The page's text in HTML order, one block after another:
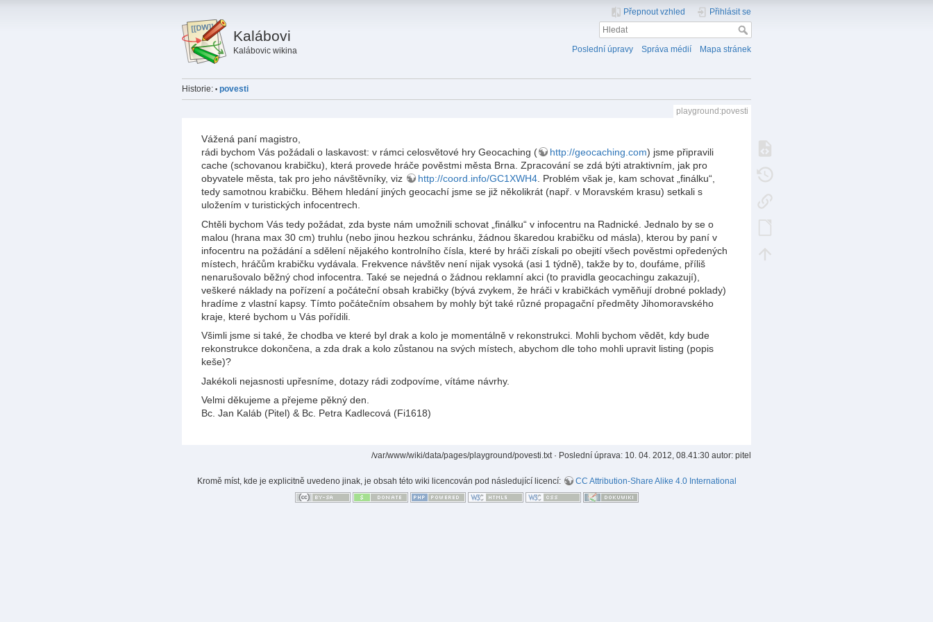
Kalábovi
Kalábovic wikina
Přepnout vzhled Přihlásit se
Poslední úpravy Správa médií Mapa stránek
Historie: • povesti
playground:povesti
Vážená paní magistro,
rádi bychom Vás požádali o laskavost: v rámci celosvětové hry Geocaching (
http://geocaching.com) jsme připravili
cache (schovanou krabičku), která provede hráče pověstmi města Brna. Zpracování se zdá býti atraktivním, jak pro
obyvatele města, tak pro jeho návštěvníky, viz
http://coord.info/GC1XWH4. Problém však je, kam schovat „finálku“,
tedy samotnou krabičku. Během hledání jiných geocachí jsme se již několikrát (např. v Moravském krasu) setkali s
uložením v turistických infocentrech.
Chtěli bychom Vás tedy požádat, zda byste nám umožnili schovat „finálku“ v infocentru na Radnické. Jednalo by se o
malou (hrana max 30 cm) truhlu (nebo jinou hezkou schránku, žádnou škaredou krabičku od másla), kterou by paní v
infocentru na požádání a sdělení nějakého kontrolního čísla, které by hráči získali po obejití všech pověstmi opředených
místech, hráčům krabičku vydávala. Frekvence návštěv není nijak vysoká (asi 1 týdně), takže by to, doufáme, příliš
nenarušovalo běžný chod infocentra. Také se nejedná o žádnou reklamní akci (to pravidla geocachingu zakazují),
veškeré náklady na pořízení a počáteční obsah krabičky (bývá zvykem, že hráči v krabičkách vyměňují drobné poklady)
hradíme z vlastní kapsy. Tímto počátečním obsahem by mohly být také různé propagační předměty Jihomoravského
kraje, které bychom u Vás pořídili.
Všimli jsme si také, že chodba ve které byl drak a kolo je momentálně v rekonstrukci. Mohli bychom vědět, kdy bude
rekonstrukce dokončena, a zda drak a kolo zůstanou na svých místech, abychom dle toho mohli upravit listing (popis
keše)?
Jakékoli nejasnosti upřesníme, dotazy rádi zodpovíme, vítáme návrhy.
Velmi děkujeme a přejeme pěkný den.
Bc. Jan Kaláb (Pitel) & Bc. Petra Kadlecová (Fi1618)
/var/www/wiki/data/pages/playground/povesti.txt· Poslední úprava: 10. 04. 2012, 08.41:30 autor:pitel
Kromě míst, kde je explicitně uvedeno jinak, je obsah této wiki licencován pod následující licencí: CC Attribution-Share Alike 4.0 International